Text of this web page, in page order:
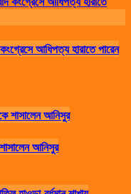
কংগ্রেসে আধিপত্য হারাতে পারেন
আনিসুর